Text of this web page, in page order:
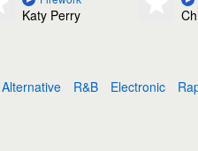
Katy Perry
Alternative R&B Electronic